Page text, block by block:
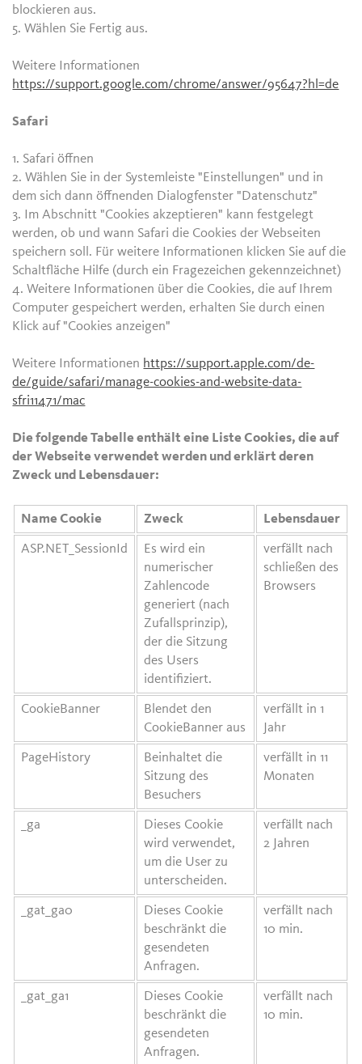
blockieren aus.
5. Wählen Sie Fertig aus.
Weitere Informationen
https://support.google.com/chrome/answer/95647?hl=de
Safari
1. Safari öffnen
2. Wählen Sie in der Systemleiste "Einstellungen" und in
dem sich dann öffnenden Dialogfenster "Datenschutz"
3. Im Abschnitt "Cookies akzeptieren" kann festgelegt
werden, ob und wann Safari die Cookies der Webseiten
speichern soll. Für weitere Informationen klicken Sie auf die
Schaltfläche Hilfe (durch ein Fragezeichen gekennzeichnet)
4. Weitere Informationen über die Cookies, die auf Ihrem
Computer gespeichert werden, erhalten Sie durch einen
Klick auf "Cookies anzeigen"
Weitere Informationen https://support.apple.com/de-
de/guide/safari/manage-cookies-and-website-data-
sfri11471/mac
Die folgende Tabelle enthält eine Liste Cookies, die auf
der Webseite verwendet werden und erklärt deren
Zweck und Lebensdauer:
Name Cookie Zweck Lebensdauer
ASP.NET_SessionId
Es wird ein
numerischer
Zahlencode
generiert (nach
Zufallsprinzip),
der die Sitzung
des Users
identifiziert.
verfällt nach
schließen des
Browsers
CookieBanner
Blendet den
CookieBanner aus
verfällt in 1
Jahr
PageHistory
Beinhaltet die
Sitzung des
Besuchers
verfällt in 11
Monaten
_ga
Dieses Cookie
wird verwendet,
um die User zu
unterscheiden.
verfällt nach
2 Jahren
_gat_ga0
Dieses Cookie
beschränkt die
gesendeten
Anfragen.
verfällt nach
10 min.
_gat_ga1
Dieses Cookie
beschränkt die
gesendeten
Anfragen.
verfällt nach
10 min.